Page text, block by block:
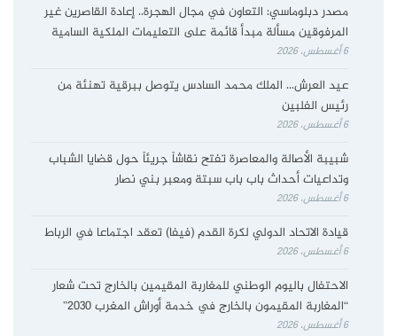
مصدر دبلوماسي: التعاون في مجال الهجرة.. إعادة القاصرين غير
المرفوقين مسألة مبدأ قائمة على التعليمات الملكية السامية
6 أغسطس، 2026
عيد العرش… الملك محمد السادس يتوصل ببرقية تهنئة من
رئيس الفلبين
6 أغسطس، 2026
شبيبة الأصالة والمعاصرة تفتح نقاشاً جريئاً حول قضايا الشباب
وتداعيات أحداث باب باب سبتة ومعبر بني نصار
6 أغسطس، 2026
قيادة الاتحاد الدولي لكرة القدم (فيفا) تعقد اجتماعا في الرباط
6 أغسطس، 2026
الاحتفال باليوم الوطني للمغاربة المقيمين بالخارج تحت شعار
“المغاربة المقيمون بالخارج في خدمة أوراش المغرب 2030”
6 أغسطس، 2026